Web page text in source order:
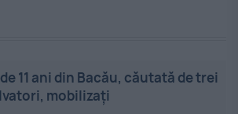
11 ani din Bacău, căutată de trei
mobilizați